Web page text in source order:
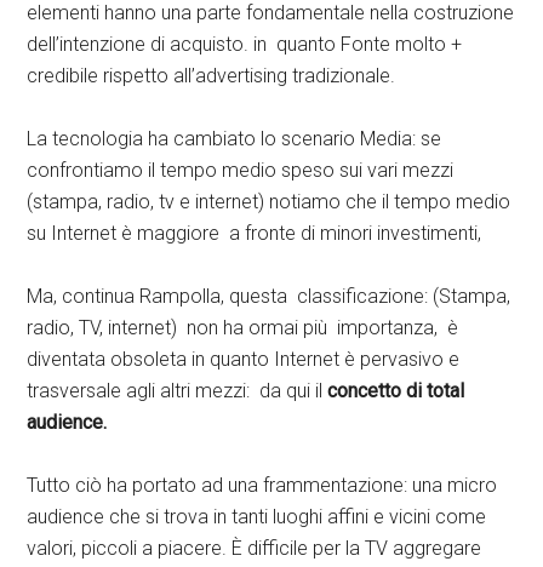
elementi hanno una parte fondamentale nella costruzione
dell’intenzione di acquisto. in quanto Fonte molto +
credibile rispetto all’advertising tradizionale.
La tecnologia ha cambiato lo scenario Media: se
confrontiamo il tempo medio speso sui vari mezzi
(stampa, radio, tv e internet) notiamo che il tempo medio
su Internet è maggiore a fronte di minori investimenti,
Ma, continua Rampolla, questa classificazione: (Stampa,
radio, TV, internet) non ha ormai più importanza, è
diventata obsoleta in quanto Internet è pervasivo e
trasversale agli altri mezzi: da qui ilconcetto di total
audience.
Tutto ciò ha portato ad una frammentazione: una micro
audience che si trova in tanti luoghi affini e vicini come
valori, piccoli a piacere. È difficile per la TV aggregare